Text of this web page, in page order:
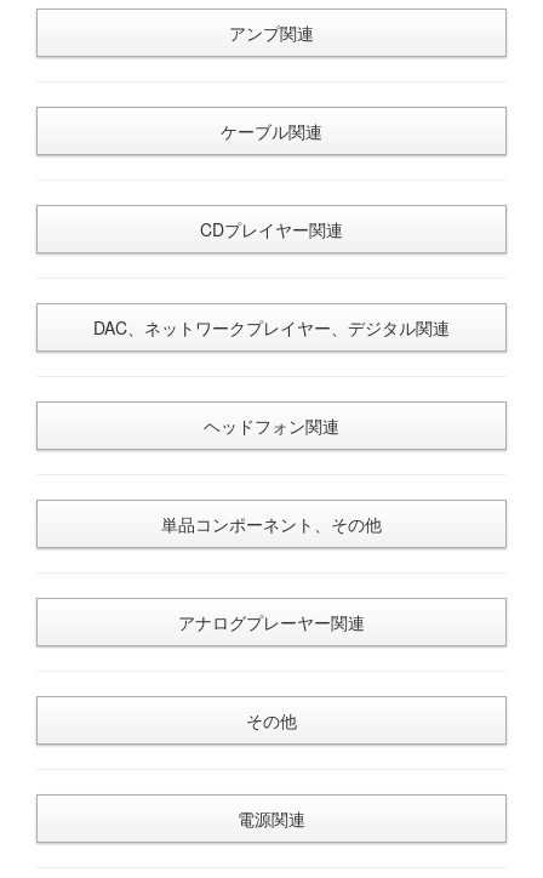
アンプ関連
ケーブル関連
CDプレイヤー関連
DAC、ネットワークプレイヤー、デジタル関連
ヘッドフォン関連
単品コンポーネント、その他
アナログプレーヤー関連
その他
電源関連